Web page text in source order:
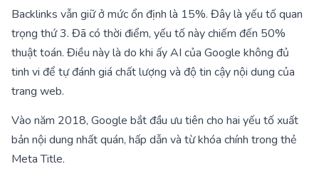
Backlinks vẫn giữ ở mức ổn định là 15%. Đây là yếu tố quan
trọng thứ 3. Đã có thời điểm, yếu tố này chiếm đến 50%
thuật toán. Điều này là do khi ấy AI của Google không đủ
tinh vi để tự đánh giá chất lượng và độ tin cậy nội dung của
trang web.
Vào năm 2018, Google bắt đầu ưu tiên cho hai yếu tố xuất
bản nội dung nhất quán, hấp dẫn và từ khóa chính trong thẻ
Meta Title.